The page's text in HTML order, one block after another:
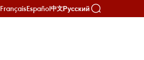
FrançaisEspañol中文Русский